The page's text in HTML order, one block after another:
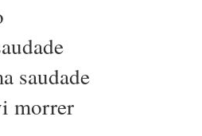
saudade
morrer